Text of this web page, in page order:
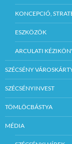
KONCEPCIÓ,
ESZKÖZÖK
ARCULATI
SZÉCSÉNY
SZÉCSÉNYINVEST
TÖMLÖCBÁSTYA
MÉDIA